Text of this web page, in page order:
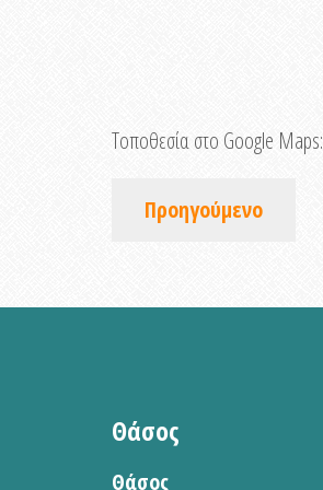
Τοποθεσία στο Google Maps:
Προηγούμενο
Θάσος
Θάσος